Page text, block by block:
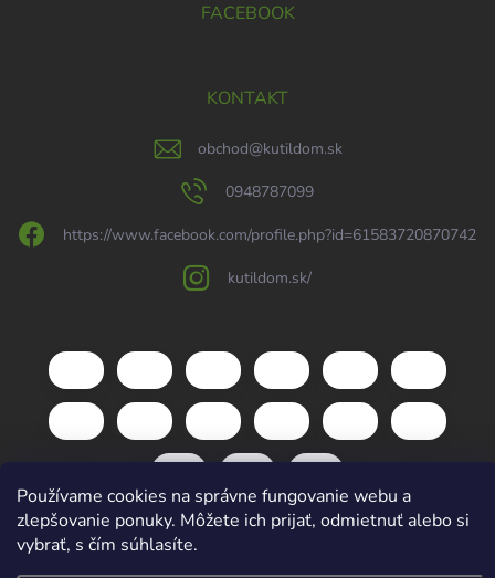
Používame cookies na správne fungovanie webu a
zlepšovanie ponuky. Môžete ich prijať, odmietnuť alebo si
vybrať, s čím súhlasíte.
FACEBOOK
KONTAKT
obchod@kutildom.sk
0948787099
https://www.facebook.com/profile.php?id=61583720870742
kutildom.sk/
Copyright 2026kutildom.sk